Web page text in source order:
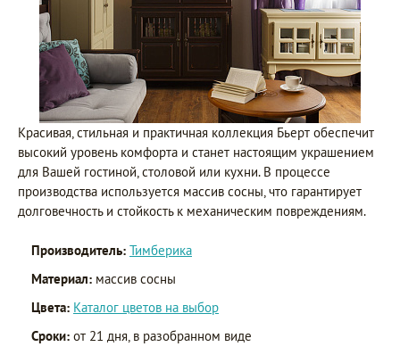
Красивая, стильная и практичная коллекция Бьерт обеспечит
высокий уровень комфорта и станет настоящим украшением
для Вашей гостиной, столовой или кухни. В процессе
производства используется массив сосны, что гарантирует
долговечность и стойкость к механическим повреждениям.
Производитель: Тимберика
Материал: массив сосны
Цвета: Каталог цветов на выбор
Сроки: от 21 дня, в разобранном виде